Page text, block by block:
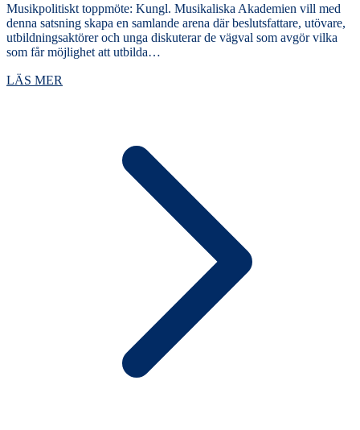
Musikpolitiskt toppmöte: Kungl. Musikaliska Akademien vill med
denna satsning skapa en samlande arena där beslutsfattare, utövare,
utbildningsaktörer och unga diskuterar de vägval som avgör vilka
som får möjlighet att utbilda…
LÄS MER